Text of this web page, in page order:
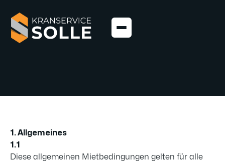
1. Allgemeines
1.1
Diese allgemeinen Mietbedingungen gelten für alle